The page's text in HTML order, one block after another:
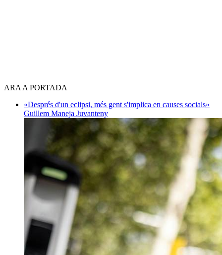
ARA A PORTADA
«Després d'un eclipsi, més gent s'implica en causes socials»
Guillem Maneja Juvanteny